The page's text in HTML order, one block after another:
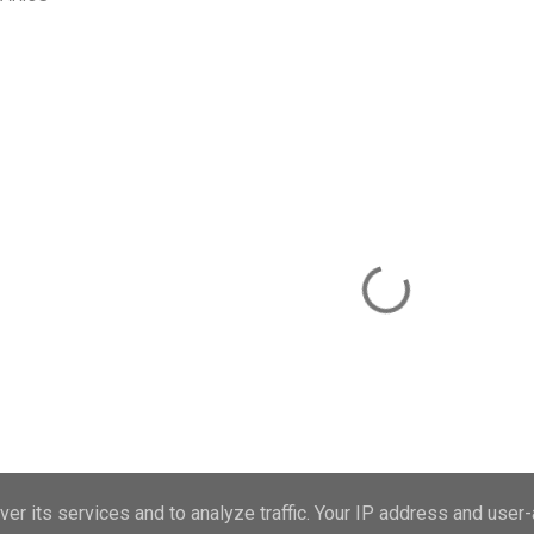
its services and to analyze traffic. Your IP address and